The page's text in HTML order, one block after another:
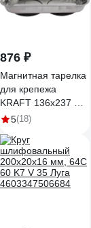
876 ₽
Магнитная тарелка
для крепежа
KRAFT 136х237 мм
KT 705174
5(18)